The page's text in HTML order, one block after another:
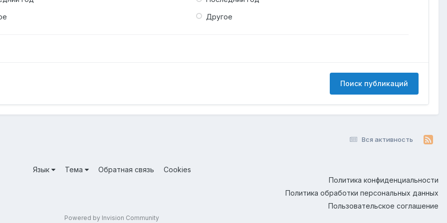
Другое
Поиск публикаций
Вся активность
Язык Тема Обратная связь
Cookies
Политика конфиденциальности
Политика обработки персональных данных
Пользовательское соглашение
Powered by Invision Community